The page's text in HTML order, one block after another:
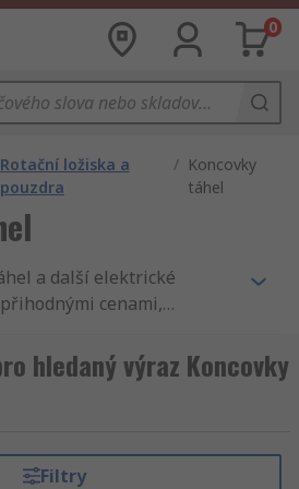
0
Rotační ložiska a
pouzdra
/ Koncovky
táhel
a další elektrické
cenami,
že jsme celosvětově
dodavatelů
Koncovky táhel,
standarty na
hledaný výraz Koncovky
Filtry